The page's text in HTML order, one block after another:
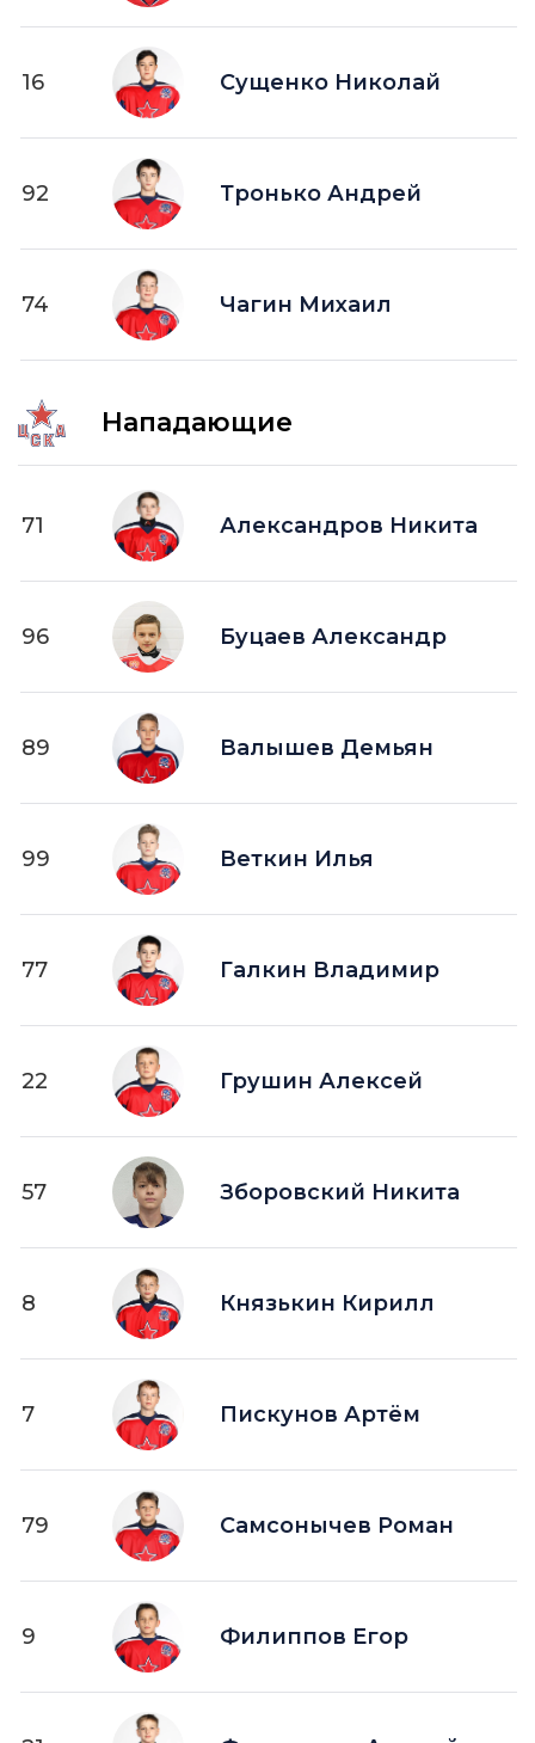
16 Сущенко Николай
92 Тронько Андрей
74 Чагин Михаил
Нападающие
71 Александров Никита
96 Буцаев Александр
89 Валышев Демьян
99 Веткин Илья
77 Галкин Владимир
22 Грушин Алексей
57 Зборовский Никита
8 Князькин Кирилл
7 Пискунов Артём
79 Самсонычев Роман
9 Филиппов Егор